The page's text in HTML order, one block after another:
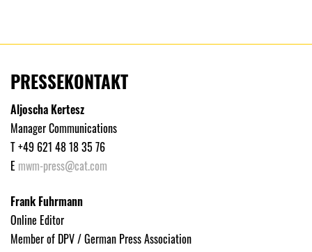
PRESSEKONTAKT
Aljoscha Kertesz
Manager Communications
T +49 621 48 18 35 76
E mwm-press@cat.com
Frank Fuhrmann
Online Editor
Member of DPV / German Press Association